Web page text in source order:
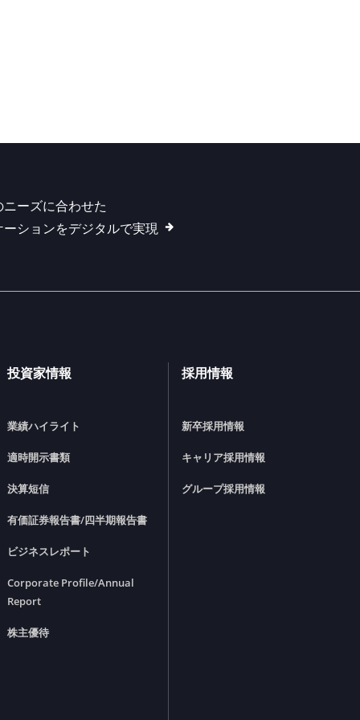
ーズに合わせた
ションをデジタルで実現
投資家情報
業績ハイライト
適時開示書類
決算短信
有価証券報告書/四半期報告書
ビジネスレポート
Corporate Profile/Annual
Report
株主優待
採用情報
新卒採用情報
キャリア採用情報
グループ採用情報